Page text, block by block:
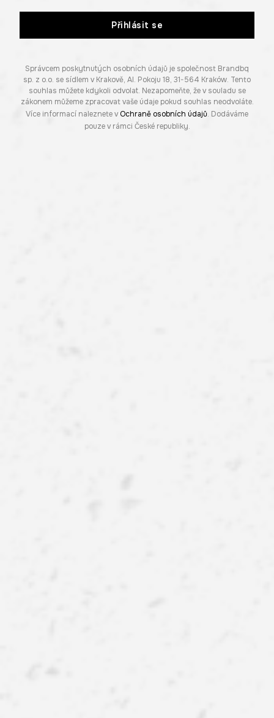
Přihlásit se
Správcem poskytnutých osobních údajů je společnost Brandbq
sp. z o.o. se sídlem v Krakově, Al. Pokoju 18, 31-564 Kraków. Tento
souhlas můžete kdykoli odvolat. Nezapomeňte, že v souladu se
zákonem můžeme zpracovat vaše údaje pokud souhlas neodvoláte.
Více informací naleznete v Ochraně osobních údajů. Dodáváme
pouze v rámci České republiky.